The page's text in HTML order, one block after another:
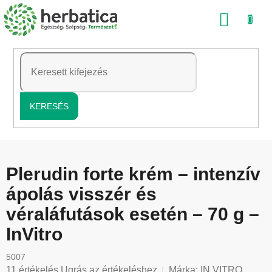
Ugrás
a
tartalomhoz
KERESÉS
Plerudin forte krém – intenzív
ápolás visszér és
véraláfutások esetén – 70 g –
InVitro
5007
A
11 értékelés Ugrás az értékeléshez Márka: IN VITRO